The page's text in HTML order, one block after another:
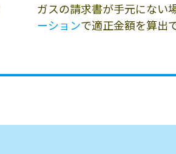
ガスの請求書が手元にない
ーションで適正金額を算出